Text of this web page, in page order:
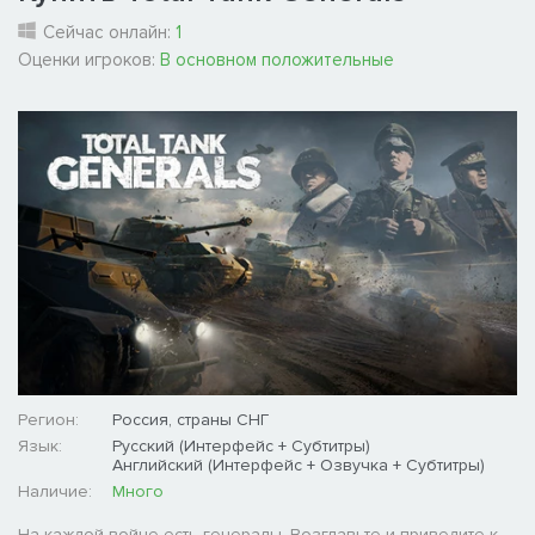
Сейчас онлайн: 1
Оценки игроков: В основном положительные
Регион:
Россия, страны СНГ
Язык:
Русский (Интерфейс + Субтитры)
Английский (Интерфейс + Озвучка + Субтитры)
Наличие:
Много